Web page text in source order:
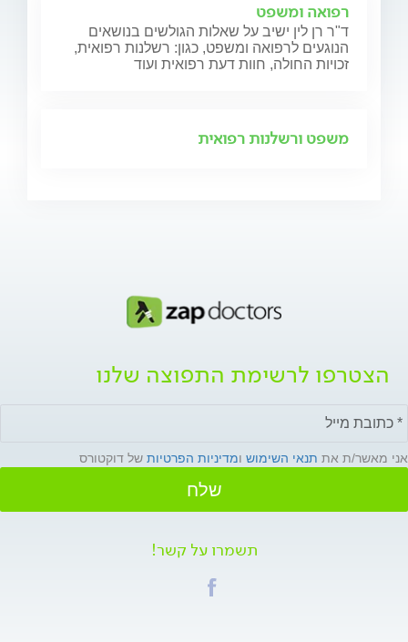
רפואה ומשפט
ד"ר רן לין ישיב על שאלות הגולשים בנושאים
הנוגעים לרפואה ומשפט, כגון: רשלנות רפואית,
זכויות החולה, חוות דעת רפואית ועוד
משפט ורשלנות רפואית
הצטרפו לרשימת התפוצה שלנו
אני מאשר/ת את תנאי השימוש ומדיניות הפרטיות של דוקטורס
שלח
תשמרו על קשר!